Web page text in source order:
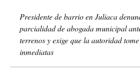
Presidente de barrio en Juliaca
parcialidad de abogada municipal
terrenos y exige que la autoridad
inmediatas